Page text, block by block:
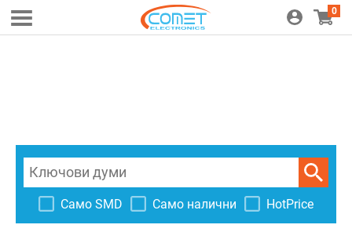
0
Само SMD Само налични HotPrice